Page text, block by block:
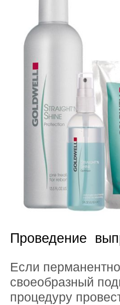
Проведение
Если
своеобразный
процедуру